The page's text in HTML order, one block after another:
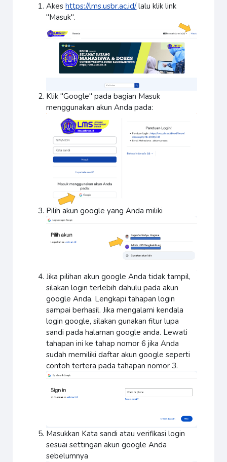
Akeshttps://lms.usbr.ac.id/lalu klik link
"Masuk".
Klik "Google" pada bagian Masuk
menggunakan akun Anda pada:
Pilih akun google yang Anda miliki
Jika pilihan akun google Anda tidak tampil,
silakan login terlebih dahulu pada akun
google Anda. Lengkapi tahapan login
sampai berhasil. Jika mengalami kendala
login google, silakan gunakan fitur lupa
sandi pada halaman google anda. Lewati
tahapan ini ke tahap nomor 6 jika Anda
sudah memiliki daftar akun google seperti
contoh tertera pada tahapan nomor 3.
Masukkan Kata sandi atau verifikasi login
sesuai settingan akun google Anda
sebelumnya